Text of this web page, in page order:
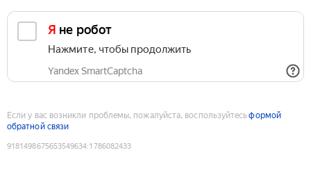
Я не робот
Нажмите, чтобы продолжить
Yandex SmartCaptcha
Если у вас возникли проблемы, пожалуйста, воспользуйтесьформой
обратной связи
9181498675653549634:1786082433